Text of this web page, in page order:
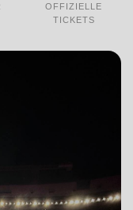
OFFIZIELLE
TICKETS